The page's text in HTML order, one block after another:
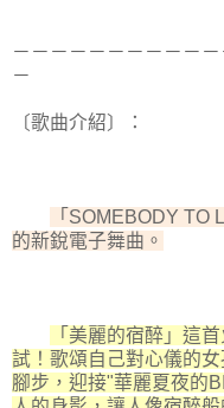
－－－－－－－－－－
－
〔歌曲介紹〕：
「SOMEBODY TO
的新銳電子舞曲。
「美麗的宿醉」這
試！歌頌自己對心儀的
腳步，迎接"華麗夏夜的